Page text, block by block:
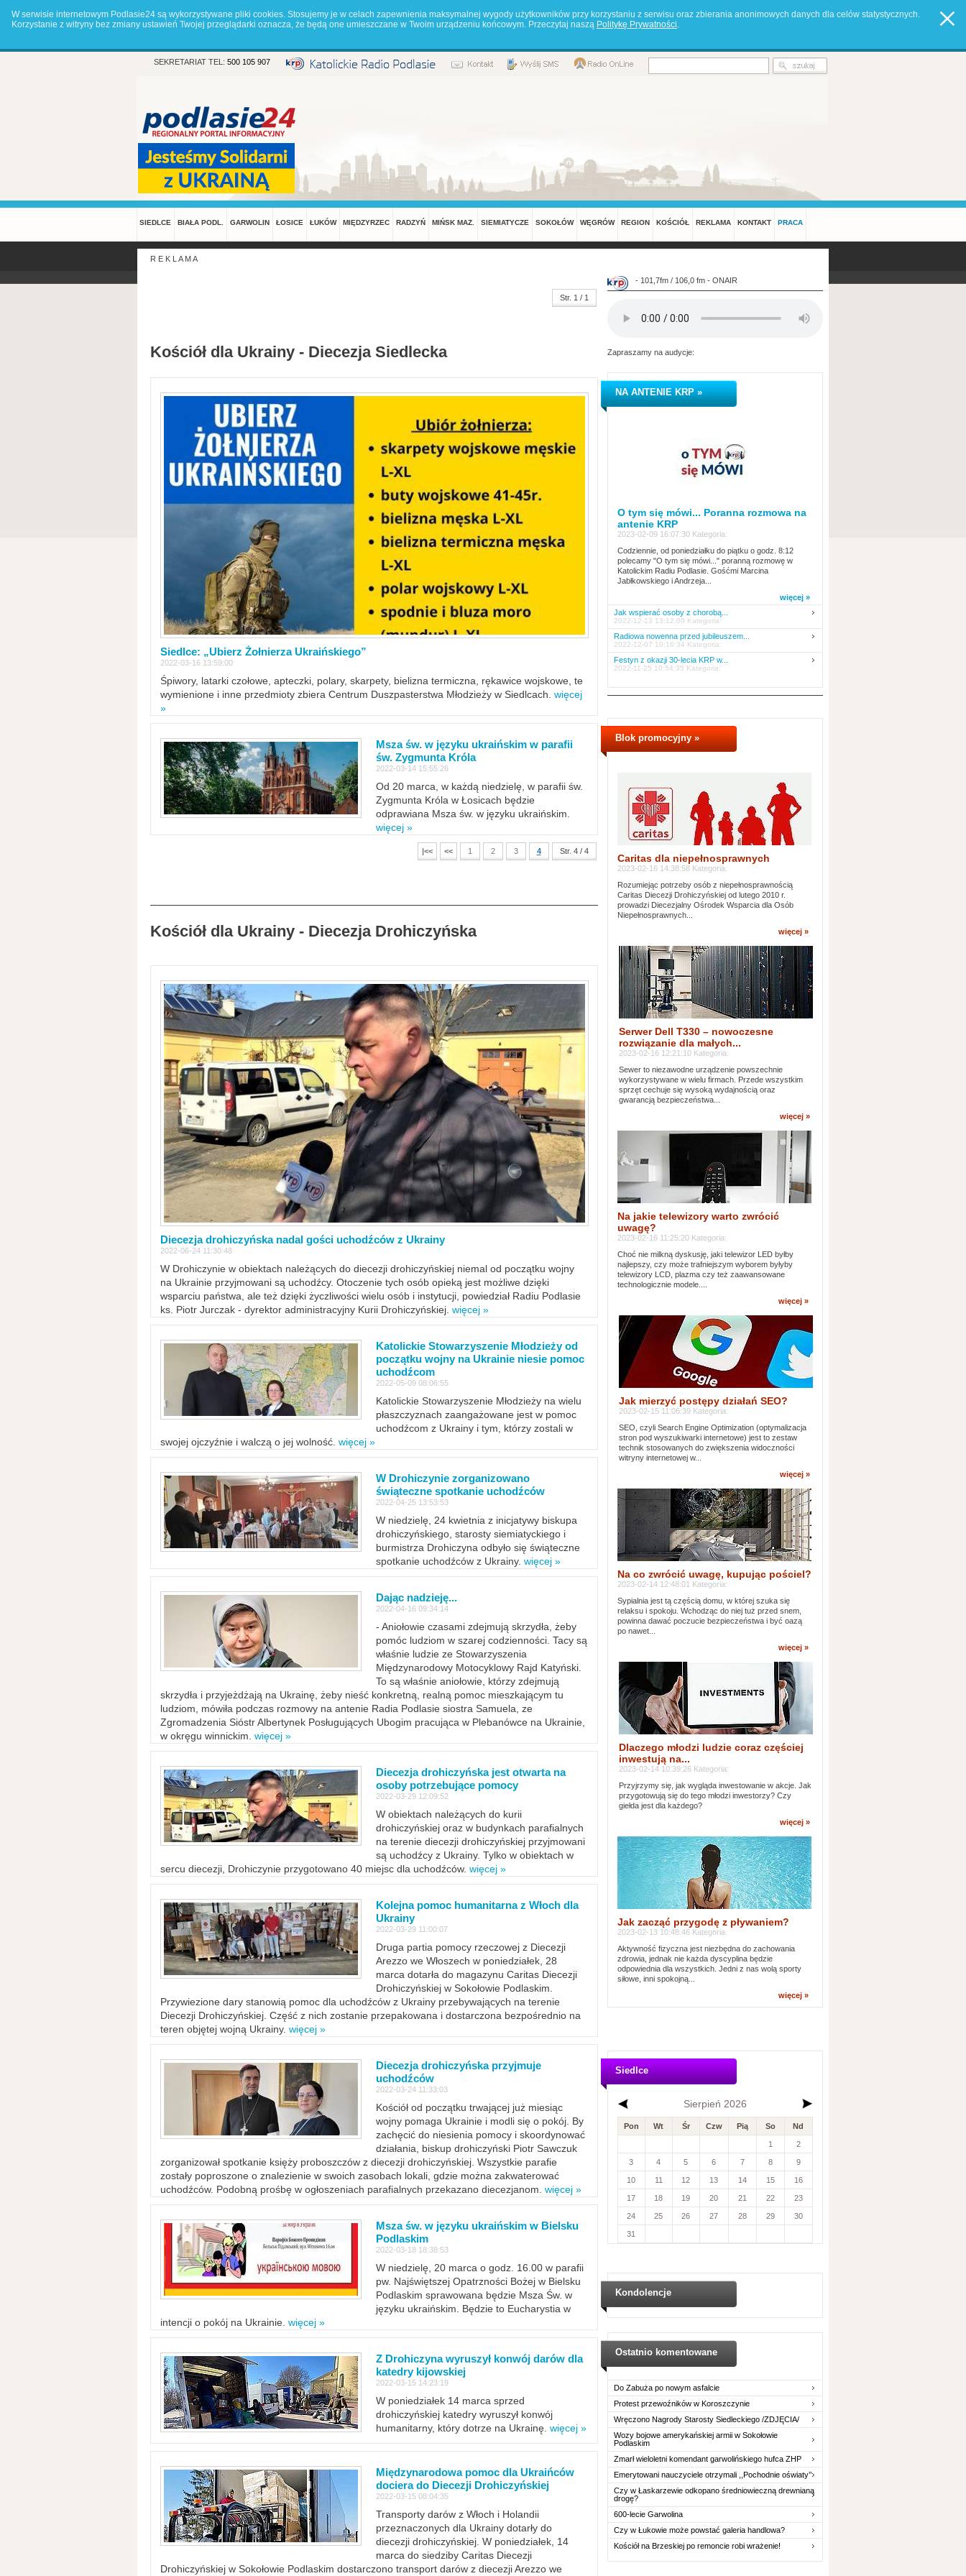
W serwisie internetowym Podlasie24 są wykorzystywane pliki cookies. Stosujemy je w celach zapewnienia maksymalnej wygody użytkowników przy korzystaniu z serwisu oraz zbierania anonimowych danych dla celów statystycznych.
Korzystanie z witryny bez zmiany ustawień Twojej przeglądarki oznacza, że będą one umieszczane w Twoim urządzeniu końcowym. Przeczytaj naszą Politykę Prywatności.
SEKRETARIAT TEL: 500 105 907
SIEDLCE BIAŁA PODL. GARWOLIN ŁOSICE ŁUKÓW MIĘDZYRZEC RADZYŃ MIŃSK MAZ. SIEMIATYCZE SOKOŁÓW WĘGRÓW REGION KOŚCIÓŁ REKLAMA KONTAKT PRACA
R E K L A M A
Str. 1 / 1
Kościół dla Ukrainy - Diecezja Siedlecka
Siedlce: „Ubierz Żołnierza Ukraińskiego”
2022-03-16 13:59:00
Śpiwory, latarki czołowe, apteczki, polary, skarpety, bielizna termiczna, rękawice wojskowe, te
wymienione i inne przedmioty zbiera Centrum Duszpasterstwa Młodzieży w Siedlcach. więcej
»
Msza św. w języku ukraińskim w parafii
św. Zygmunta Króla
2022-03-14 15:55:26
Od 20 marca, w każdą niedzielę, w parafii św.
Zygmunta Króla w Łosicach będzie
odprawiana Msza św. w języku ukraińskim.
więcej »
|<< << 1 2 3 4 Str. 4 / 4
Kościół dla Ukrainy - Diecezja Drohiczyńska
Diecezja drohiczyńska nadal gości uchodźców z Ukrainy
2022-06-24 11:30:48
W Drohiczynie w obiektach należących do diecezji drohiczyńskiej niemal od początku wojny
na Ukrainie przyjmowani są uchodźcy. Otoczenie tych osób opieką jest możliwe dzięki
wsparciu państwa, ale też dzięki życzliwości wielu osób i instytucji, powiedział Radiu Podlasie
ks. Piotr Jurczak - dyrektor administracyjny Kurii Drohiczyńskiej. więcej »
Katolickie Stowarzyszenie Młodzieży od
początku wojny na Ukrainie niesie pomoc
uchodźcom
2022-05-09 08:06:55
Katolickie Stowarzyszenie Młodzieży na wielu
płaszczyznach zaangażowane jest w pomoc
uchodźcom z Ukrainy i tym, którzy zostali w
swojej ojczyźnie i walczą o jej wolność. więcej »
W Drohiczynie zorganizowano
świąteczne spotkanie uchodźców
2022-04-25 13:53:53
W niedzielę, 24 kwietnia z inicjatywy biskupa
drohiczyńskiego, starosty siemiatyckiego i
burmistrza Drohiczyna odbyło się świąteczne
spotkanie uchodźców z Ukrainy. więcej »
Dając nadzieję...
2022-04-16 09:34:14
- Aniołowie czasami zdejmują skrzydła, żeby
pomóc ludziom w szarej codzienności. Tacy są
właśnie ludzie ze Stowarzyszenia
Międzynarodowy Motocyklowy Rajd Katyński.
To są właśnie aniołowie, którzy zdejmują
skrzydła i przyjeżdżają na Ukrainę, żeby nieść konkretną, realną pomoc mieszkającym tu
ludziom, mówiła podczas rozmowy na antenie Radia Podlasie siostra Samuela, ze
Zgromadzenia Sióstr Albertynek Posługujących Ubogim pracująca w Plebanówce na Ukrainie,
w okręgu winnickim. więcej »
Diecezja drohiczyńska jest otwarta na
osoby potrzebujące pomocy
2022-03-29 12:09:52
W obiektach należących do kurii
drohiczyńskiej oraz w budynkach parafialnych
na terenie diecezji drohiczyńskiej przyjmowani
są uchodźcy z Ukrainy. Tylko w obiektach w
sercu diecezji, Drohiczynie przygotowano 40 miejsc dla uchodźców. więcej »
Kolejna pomoc humanitarna z Włoch dla
Ukrainy
2022-03-29 11:00:07
Druga partia pomocy rzeczowej z Diecezji
Arezzo we Włoszech w poniedziałek, 28
marca dotarła do magazynu Caritas Diecezji
Drohiczyńskiej w Sokołowie Podlaskim.
Przywiezione dary stanowią pomoc dla uchodźców z Ukrainy przebywających na terenie
Diecezji Drohiczyńskiej. Część z nich zostanie przepakowana i dostarczona bezpośrednio na
teren objętej wojną Ukrainy. więcej »
Diecezja drohiczyńska przyjmuje
uchodźców
2022-03-24 11:33:03
Kościół od początku trwającej już miesiąc
wojny pomaga Ukrainie i modli się o pokój. By
zachęcić do niesienia pomocy i skoordynować
działania, biskup drohiczyński Piotr Sawczuk
zorganizował spotkanie księży proboszczów z diecezji drohiczyńskiej. Wszystkie parafie
zostały poproszone o znalezienie w swoich zasobach lokali, gdzie można zakwaterować
uchodźców. Podobną prośbę w ogłoszeniach parafialnych przekazano diecezjanom. więcej »
Msza św. w języku ukraińskim w Bielsku
Podlaskim
2022-03-18 18:38:53
W niedzielę, 20 marca o godz. 16.00 w parafii
pw. Najświętszej Opatrzności Bożej w Bielsku
Podlaskim sprawowana będzie Msza Św. w
języku ukraińskim. Będzie to Eucharystia w
intencji o pokój na Ukrainie. więcej »
Z Drohiczyna wyruszył konwój darów dla
katedry kijowskiej
2022-03-15 14:23:19
W poniedziałek 14 marca sprzed
drohiczyńskiej katedry wyruszył konwój
humanitarny, który dotrze na Ukrainę. więcej »
Międzynarodowa pomoc dla Ukraińców
dociera do Diecezji Drohiczyńskiej
2022-03-15 08:04:35
Transporty darów z Włoch i Holandii
przeznaczonych dla Ukrainy dotarły do
diecezji drohiczyńskiej. W poniedziałek, 14
marca do siedziby Caritas Diecezji
Drohiczyńskiej w Sokołowie Podlaskim dostarczono transport darów z diecezji Arezzo we
- 101,7fm / 106,0 fm - ONAIR
Zapraszamy na audycje:
NA ANTENIE KRP »
O tym się mówi... Poranna rozmowa na
antenie KRP
2023-02-09 16:07:30 Kategoria:
Codziennie, od poniedziałku do piątku o godz. 8:12
polecamy "O tym się mówi..." poranną rozmowę w
Katolickim Radiu Podlasie. Gośćmi Marcina
Jabłkowskiego i Andrzeja...
więcej »
Jak wspierać osoby z chorobą...
2022-12-13 13:12:00 Kategoria:
Radiowa nowenna przed jubileuszem...
2022-12-07 10:16:34 Kategoria:
Festyn z okazji 30-lecia KRP w...
2022-11-25 10:54:35 Kategoria:
Blok promocyjny »
Caritas dla niepełnosprawnych
2023-02-16 14:38:58 Kategoria:
Rozumiejąc potrzeby osób z niepełnosprawnością
Caritas Diecezji Drohiczyńskiej od lutego 2010 r.
prowadzi Diecezjalny Ośrodek Wsparcia dla Osób
Niepełnosprawnych...
więcej »
Serwer Dell T330 – nowoczesne
rozwiązanie dla małych...
2023-02-16 12:21:10 Kategoria:
Sewer to niezawodne urządzenie powszechnie
wykorzystywane w wielu firmach. Przede wszystkim
sprzęt cechuje się wysoką wydajnością oraz
gwarancją bezpieczeństwa...
więcej »
Na jakie telewizory warto zwrócić
uwagę?
2023-02-16 11:25:20 Kategoria:
Choć nie milkną dyskusję, jaki telewizor LED byłby
najlepszy, czy może trafniejszym wyborem byłyby
telewizory LCD, plazma czy też zaawansowane
technologicznie modele....
więcej »
Jak mierzyć postępy działań SEO?
2023-02-15 11:06:39 Kategoria:
SEO, czyli Search Engine Optimization (optymalizacja
stron pod wyszukiwarki internetowe) jest to zestaw
technik stosowanych do zwiększenia widoczności
witryny internetowej w...
więcej »
Na co zwrócić uwagę, kupując pościel?
2023-02-14 12:48:01 Kategoria:
Sypialnia jest tą częścią domu, w której szuka się
relaksu i spokoju. Wchodząc do niej tuż przed snem,
powinna dawać poczucie bezpieczeństwa i być oazą
po nawet...
więcej »
Dlaczego młodzi ludzie coraz częściej
inwestują na...
2023-02-14 10:39:26 Kategoria:
Przyjrzymy się, jak wygląda inwestowanie w akcje. Jak
przygotowują się do tego młodzi inwestorzy? Czy
giełda jest dla każdego?
więcej »
Jak zacząć przygodę z pływaniem?
2023-02-13 10:48:46 Kategoria:
Aktywność fizyczna jest niezbędna do zachowania
zdrowia, jednak nie każda dyscyplina będzie
odpowiednia dla wszystkich. Jedni z nas wolą sporty
siłowe, inni spokojną...
więcej »
Siedlce
Sierpień 2026
Pon Wt Śr Czw Pią So Nd
1 2
3 4 5 6 7 8 9
10 11 12 13 14 15 16
17 18 19 20 21 22 23
24 25 26 27 28 29 30
31
Kondolencje
Ostatnio komentowane
Do Zabuża po nowym asfalcie
Protest przewoźników w Koroszczynie
Wręczono Nagrody Starosty Siedleckiego /ZDJĘCIA/
Wozy bojowe amerykańskiej armii w Sokołowie
Podlaskim
Zmarł wieloletni komendant garwolińskiego hufca ZHP
Emerytowani nauczyciele otrzymali ,,Pochodnie oświaty’’
Czy w Łaskarzewie odkopano średniowieczną drewnianą
drogę?
600-lecie Garwolina
Czy w Łukowie może powstać galeria handlowa?
Kościół na Brzeskiej po remoncie robi wrażenie!